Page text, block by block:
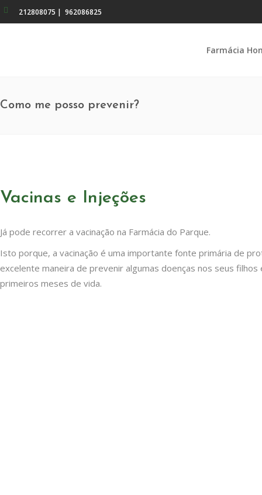
212808075 | 962086825
Farmácia
Como me posso prevenir?
Vacinas e Injeções
Já pode recorrer a vacinação na Farmácia do Parque.
Isto porque, a vacinação é uma importante fonte primária de
excelente maneira de prevenir algumas doenças nos seus
primeiros meses de vida.